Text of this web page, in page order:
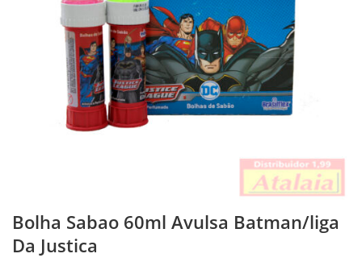
Bolha Sabao 60ml Avulsa Batman/liga
Da Justica